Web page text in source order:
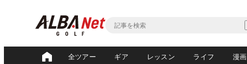
全ツアー ギア レッスン ライフ 漫画